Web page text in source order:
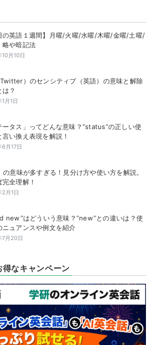
の英語１週間】月曜/火曜/水曜/木曜/金曜/土曜/
略や暗記法
月10日
）のセンシティブ（英語）の意味と解除
？
月1日
ータス」ってどんな意味？”status”の正しい使
言い換え表現を解説！
月17日
の意味が多すぎる！見分け方や使い方を解説。
全理解！
月1日
new”はどういう意味？”new”との違いは？使
ニュアンスや例文を紹介
月20日
なキャンペーン